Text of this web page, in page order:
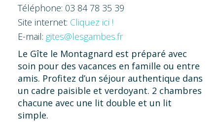
Téléphone: 03 84 78 35 39
Site internet: Cliquez ici !
E-mail: gites@lesgambes.fr
Le Gîte le Montagnard est préparé avec
soin pour des vacances en famille ou entre
amis. Profitez d’un séjour authentique dans
un cadre paisible et verdoyant. 2 chambres
chacune avec une lit double et un lit
simple.